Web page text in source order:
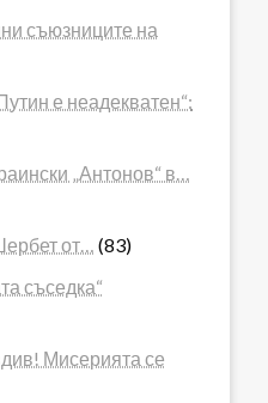
съюзниците на
е неадекватен“:
„Антонов“ в…
от…
(83)
съседка“
Мисерията се